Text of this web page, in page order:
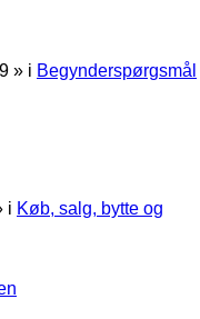
» i Begynderspørgsmål
i Køb, salg, bytte og